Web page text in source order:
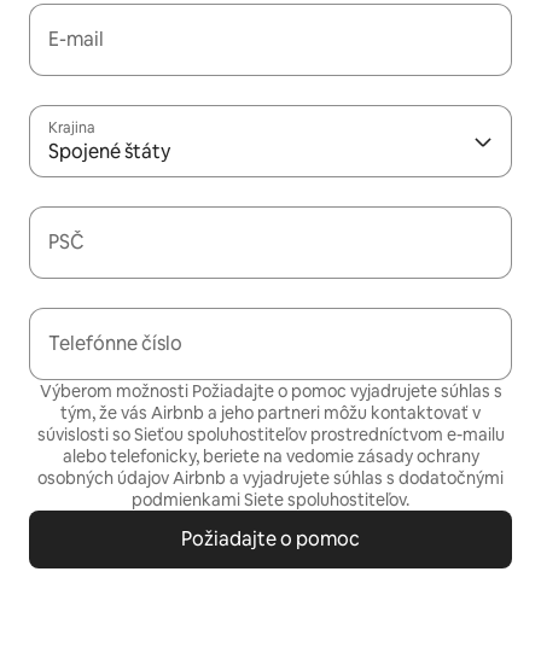
E-mail
Krajina
Spojené štáty
PSČ
Telefónne číslo
Výberom možnosti Požiadajte o pomoc vyjadrujete súhlas s
tým, že vás Airbnb a jeho partneri môžu kontaktovať v
súvislosti so Sieťou spoluhostiteľov prostredníctvom e-mailu
alebo telefonicky, beriete na vedomiezásady ochrany
osobných údajovAirbnb a vyjadrujete súhlas s dodatočnými
podmienkami Siete spoluhostiteľov.
Požiadajte o pomoc